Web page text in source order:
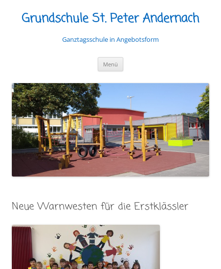
Grundschule St. Peter Andernach
Ganztagsschule in Angebotsform
Menü
Neue Warnwesten für die Erstklässler